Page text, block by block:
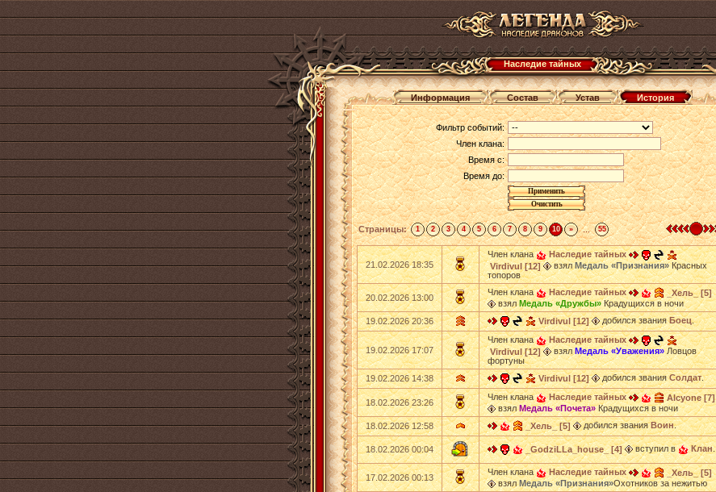
Наследие тайных
Информация Состав Устав История
Фильтр событий:
Член клана:
Время с:
Время до:
Страницы: 1 2 3 4 5 6 7 8 9 10 » ... 55
21.02.2026 18:35
Член клана
Наследие тайных
Virdivul [12]
взялМедаль «Признания»Красных
топоров
20.02.2026 13:00
Член клана Наследие тайных
_Хель_ [5]
взялМедаль «Дружбы»Крадущихся в ночи
19.02.2026 20:36
Virdivul [12] добился званияБоец.
19.02.2026 17:07
Член клана
Наследие тайных
Virdivul [12]
взялМедаль «Уважения»Ловцов
фортуны
19.02.2026 14:38
Virdivul [12] добился званияСолдат.
18.02.2026 23:26
Член клана Наследие тайных
Alcyone [7]
взялМедаль «Почета»Крадущихся в ночи
18.02.2026 12:58
_Хель_ [5] добился званияВоин.
18.02.2026 00:04 _GodziLLa_house_ [4] вступил в Клан.
17.02.2026 00:13
Член клана Наследие тайных
_Хель_ [5]
взялМедаль «Признания»Охотников за нежитью